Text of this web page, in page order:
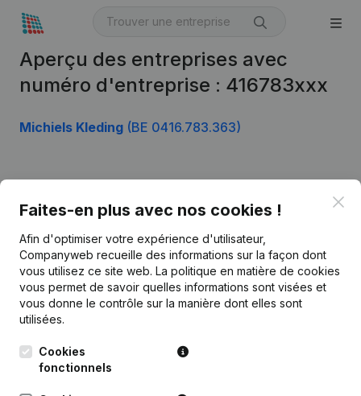
Aperçu des entreprises avec
numéro d'entreprise : 416783xxx
Michiels Kleding (BE 0416.783.363)
Faites-en plus avec nos cookies !
Afin d'optimiser votre expérience d'utilisateur,
Companyweb recueille des informations sur la façon dont
vous utilisez ce site web. La politique en matière de cookies
vous permet de savoir quelles informations sont visées et
vous donne le contrôle sur la manière dont elles sont
utilisées.
Cookies
fonctionnels
Français
Kantorenpark Everest
Leuvensesteenweg
1800 Vilvoorde
Informations d’entreprise
Monitoring
Recherche internationale
Prospection